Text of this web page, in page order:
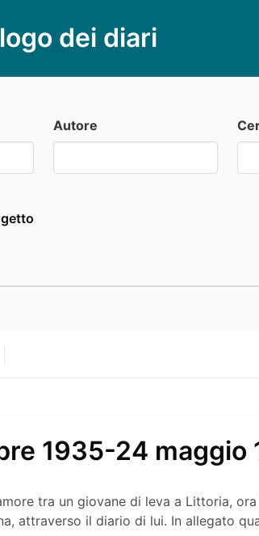
dei diari
Autore
1935-24 maggio
tra un giovane di leva a Littoria, ora
attraverso il diario di lui. In allegato